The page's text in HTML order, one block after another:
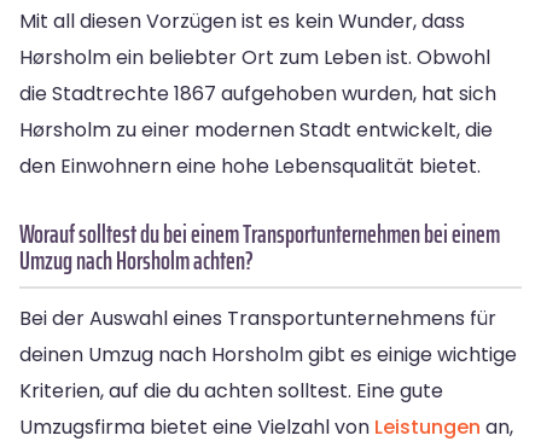
Mit all diesen Vorzügen ist es kein Wunder, dass
Hørsholm ein beliebter Ort zum Leben ist. Obwohl
die Stadtrechte 1867 aufgehoben wurden, hat sich
Hørsholm zu einer modernen Stadt entwickelt, die
den Einwohnern eine hohe Lebensqualität bietet.
Worauf solltest du bei einem Transportunternehmen bei einem
Umzug nach Horsholm achten?
Bei der Auswahl eines Transportunternehmens für
deinen Umzug nach Horsholm gibt es einige wichtige
Kriterien, auf die du achten solltest. Eine gute
Umzugsfirma bietet eine Vielzahl von Leistungen an,